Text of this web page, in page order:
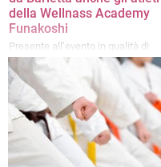
della Wellnass Academy
Funakoshi
Presente all’evento in qualità di
commissario di esami FIJLKAM il
Maestro barlettano VI dan Savino
Luce